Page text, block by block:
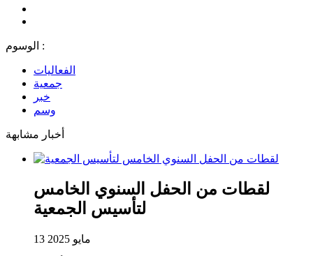
الوسوم :
الفعاليات
جمعية
خبر
وسم
أخبار مشابهة
لقطات من الحفل السنوي الخامس
لتأسيس الجمعية
13 مايو 2025